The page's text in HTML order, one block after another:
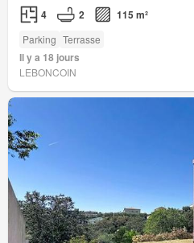
4 2 115 m²
Parking Terrasse
Il y a 18 jours
LEBONCOIN